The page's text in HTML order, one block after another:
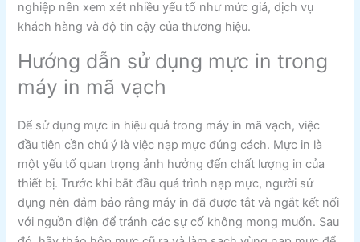
nghiệp nên xem xét nhiều yếu tố như mức giá, dịch vụ
khách hàng và độ tin cậy của thương hiệu.
Hướng dẫn sử dụng mực in trong
máy in mã vạch
Để sử dụng mực in hiệu quả trong máy in mã vạch, việc
đầu tiên cần chú ý là việc nạp mực đúng cách. Mực in là
một yếu tố quan trọng ảnh hưởng đến chất lượng in của
thiết bị. Trước khi bắt đầu quá trình nạp mực, người sử
dụng nên đảm bảo rằng máy in đã được tắt và ngắt kết nối
với nguồn điện để tránh các sự cố không mong muốn. Sau